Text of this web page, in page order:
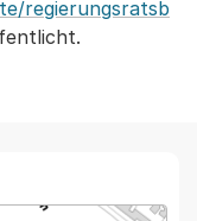
regierungsratsb